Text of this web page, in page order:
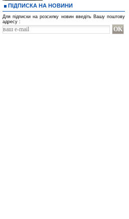
ПІДПИСКА НА НОВИНИ
Для підписки на розсилку новин введіть Вашу поштову
адресу :